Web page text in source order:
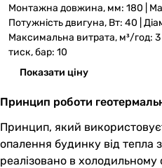
Монтажна довжина, мм: 180 |
Потужність двигуна, Вт: 40 |
Максимальна витрата, м³/год:
тиск, бар: 10
Показати ціну
Принцип роботи
Принцип, який
опалення будинку від тепла
реалізовано в холодильному